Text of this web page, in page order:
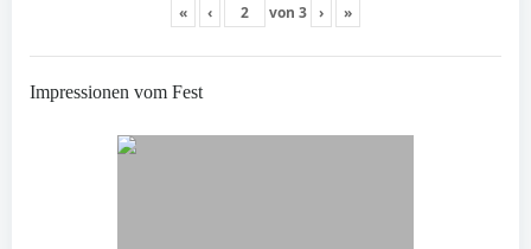
« ‹ von 3 › »
Impressionen vom Fest